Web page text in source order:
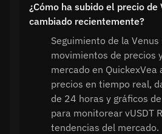
¿Cómo ha subido el precio de
cambiado recientemente?
Seguimiento de la Venus
movimientos de precios
mercado en QuickexVea
precios en tiempo real,
de 24 horas y gráficos
para monitorear vUSDT
tendencias del mercado.